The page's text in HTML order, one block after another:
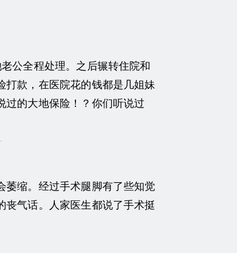
公全程处理。之后辗转住院和
款，在医院花的钱都是几姐妹
过的大地保险！？你们听说过
缩。经过手术腿脚有了些知觉
气话。人家医生都说了手术挺